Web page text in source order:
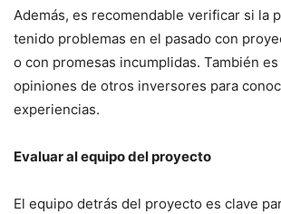
Además, es recomendable verificar si la
tenido problemas en el pasado con
o con promesas incumplidas. También
opiniones de otros inversores para
experiencias.
Evaluar al equipo del proyecto
El equipo detrás del proyecto es clave